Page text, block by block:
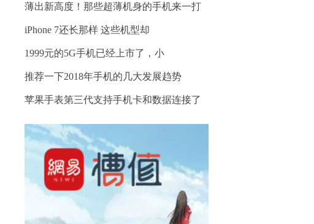
薄出新高度！那些超薄机身的手机来一打
iPhone 7还长那样 这些机型却
1999元的5G手机已经上市了，小
推荐一下2018年手机的几大发展趋势
苹果手表第三代支持手机卡和数据连接了